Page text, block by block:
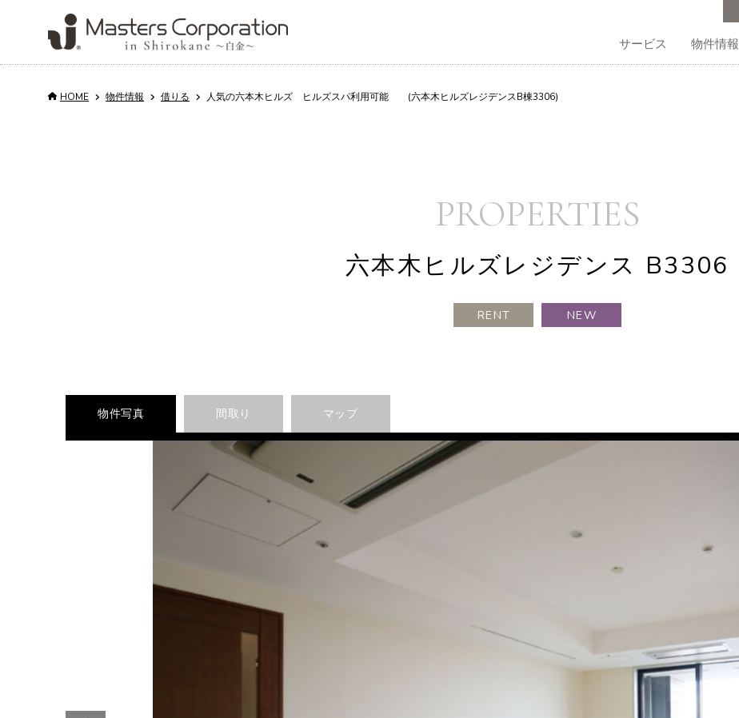
サービス
不動産再生事業
物件情報
歴史
HOME 物件情報 借りる 人気の六本木ヒルズ ヒルズスパ利用可能 (六本木ヒルズレジデンスB棟3306)
PROPERTIES
六本木ヒルズレジデンス B3306
RENT NEW
物件写真 間取り マップ